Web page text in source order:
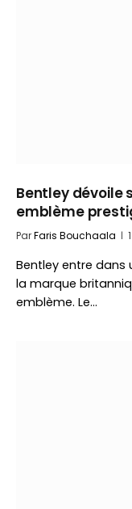
Bentley dévoile
emblème
ParFaris Bouchaala
Bentley entre dans
la marque
emblème. Le…